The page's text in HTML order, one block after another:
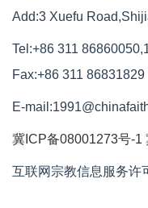
Add:3 Xuefu
Tel:+86 311
Fax:+86 311 86831829
E-
冀ICP备08001273号-1
互联网宗教信息服务许